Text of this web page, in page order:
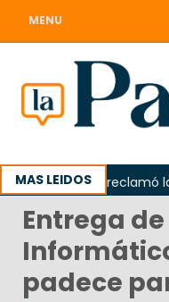
MENU
MAS LEIDOS
Odarda reclamó la
Entrega
padece